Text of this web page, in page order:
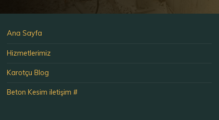
Ana Sayfa
Hizmetlerimiz
Karotçu Blog
Beton Kesim iletişim #